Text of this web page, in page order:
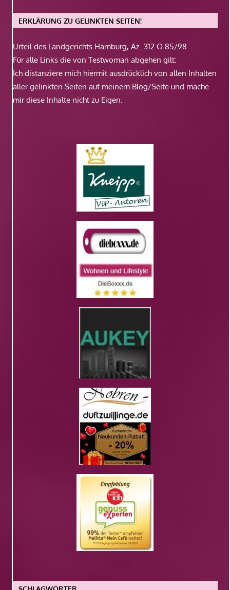
ERKLÄRUNG ZU GELINKTEN SEITEN!
Urteil des Landgerichts Hamburg, Az. 312 O 85/98
Für alle Links die von Testwoman abgehen gilt:
Ich distanziere mich hiermit ausdrücklich von allen Inhalten
aller gelinkten Seiten auf meinem Blog/Seite und mache
mir diese Inhalte nicht zu Eigen.